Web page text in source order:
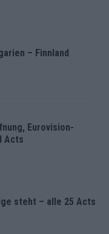
– Finnland
Eurovision-
Acts
steht – alle 25 Acts